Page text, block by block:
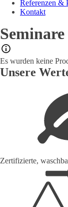
Referenzen &
Kontakt
Es wurden keine
Unsere
Zertifizierte,